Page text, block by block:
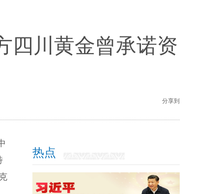
四川黄金曾承诺资
分享到
热点